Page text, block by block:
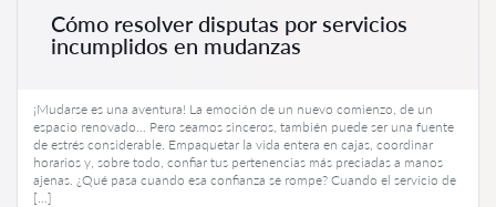
Cómo resolver disputas por servicios
incumplidos en mudanzas
¡Mudarse es una aventura! La emoción de un nuevo comienzo, de un
espacio renovado… Pero seamos sinceros, también puede ser una fuente
de estrés considerable. Empaquetar la vida entera en cajas, coordinar
horarios y, sobre todo, confiar tus pertenencias más preciadas a manos
ajenas. ¿Qué pasa cuando esa confianza se rompe? Cuando el servicio de
[…]